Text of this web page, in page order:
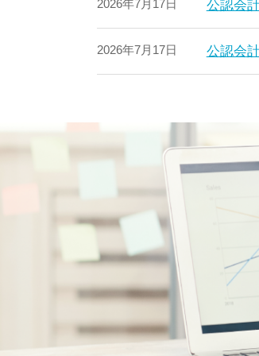
2026年7月17日 公認会
2026年7月17日 公認会